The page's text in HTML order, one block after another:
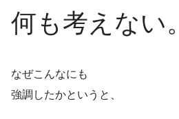
何も考えない。
なぜこんなにも
強調したかというと、